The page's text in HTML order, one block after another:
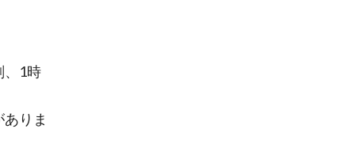
、1時
りま